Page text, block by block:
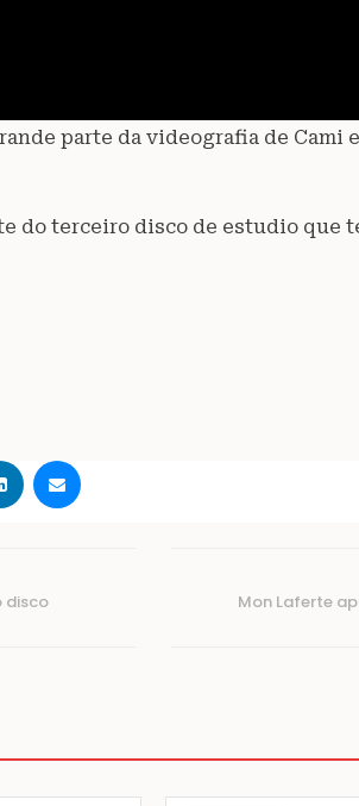
parte da videografia de Cami
do terceiro disco de estudio
disco
Mon Laferte